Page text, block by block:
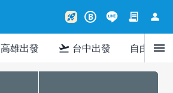
rocket_launch B contract person
高雄出發 flight_takeoff 台中出發 自由行menu